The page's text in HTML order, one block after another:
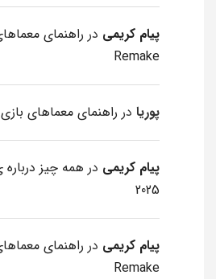
پیام کریمی در
Remake
پوریا در راهنمای معماهای بازی Silent Hill 2 Remake
پیام کریمی در
2025
پیام کریمی در
Remake